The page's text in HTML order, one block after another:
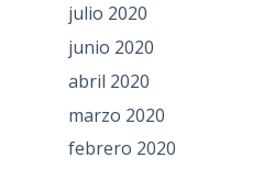
julio 2020
junio 2020
abril 2020
marzo 2020
febrero 2020